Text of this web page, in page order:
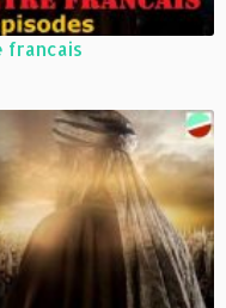
francais